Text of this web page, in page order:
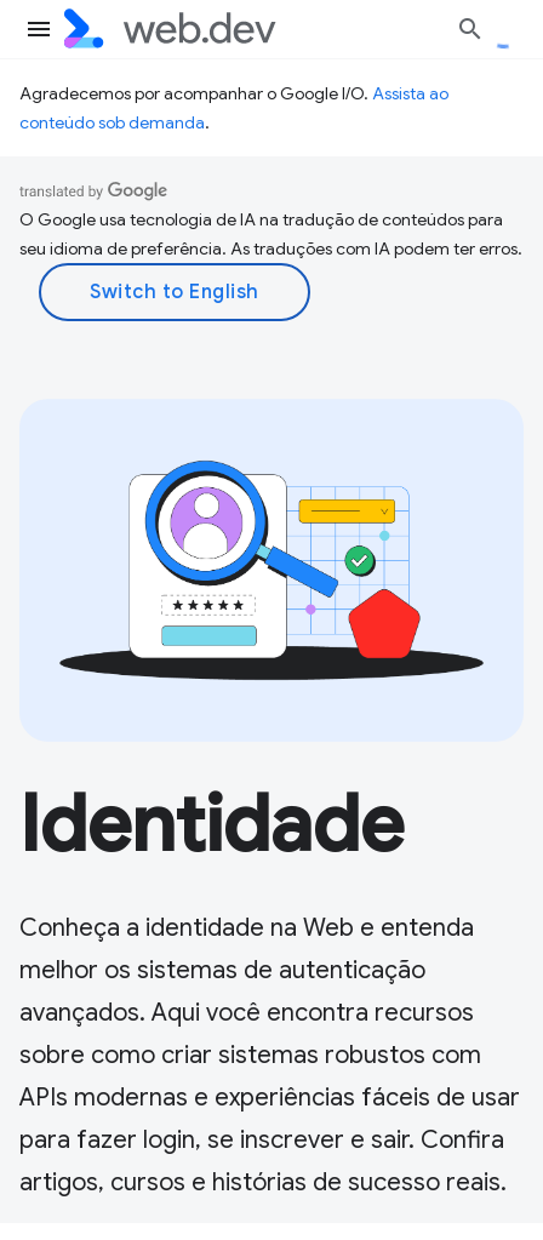
Agradecemos por acompanhar o Google I/O. Assista ao
conteúdo sob demanda.
O Google usa tecnologia de IA na tradução de conteúdos para
seu idioma de preferência. As traduções com IA podem ter erros.
Identidade
Conheça a identidade na Web e entenda
melhor os sistemas de autenticação
avançados. Aqui você encontra recursos
sobre como criar sistemas robustos com
APIs modernas e experiências fáceis de usar
para fazer login, se inscrever e sair. Confira
artigos, cursos e histórias de sucesso reais.